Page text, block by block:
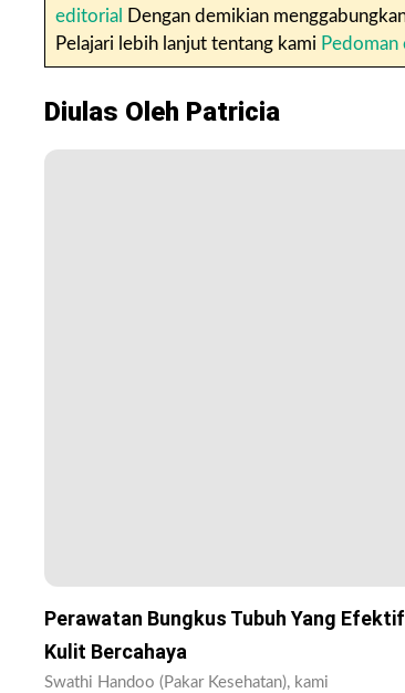
editorial
Dengan demikian
Pelajari lebih lanjut tentang kami Pedoman
Diulas Oleh Patricia
Perawatan Bungkus Tubuh Yang
Kulit Bercahaya
Swathi Handoo (Pakar Kesehatan), kami